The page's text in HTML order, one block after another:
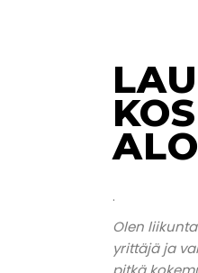
ALO
.
Olen
yrittäjä ja